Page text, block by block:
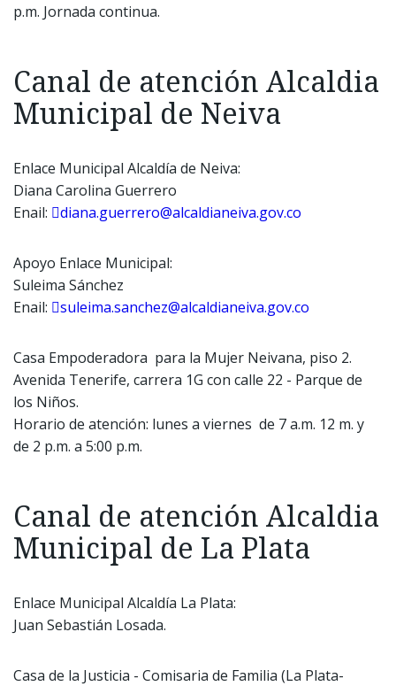
p.m. Jornada continua.
Canal de atención Alcaldia
Municipal de Neiva
Enlace Municipal Alcaldía de Neiva:
Diana Carolina Guerrero
Enail:
diana.guerrero@alcaldianeiva.gov.co
Apoyo Enlace Municipal:
Suleima Sánchez
Enail:
suleima.sanchez@alcaldianeiva.gov.co
Casa Empoderadora para la Mujer Neivana, piso 2.
Avenida Tenerife, carrera 1G con calle 22 - Parque de
los Niños.
Horario de atención: lunes a viernes de 7 a.m. 12 m. y
de 2 p.m. a 5:00 p.m.
Canal de atención Alcaldia
Municipal de La Plata
Enlace Municipal Alcaldía La Plata:
Juan Sebastián Losada.
Casa de la Justicia - Comisaria de Familia (La Plata-